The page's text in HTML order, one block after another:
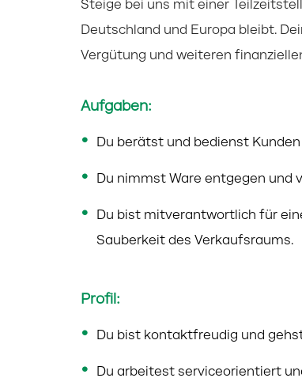
Steige bei uns mit einer
Deutschland und Europa bleibt.
Vergütung und weiteren
Aufgaben:
Du berätst und bedienst
Du nimmst Ware entgegen und
Du bist mitverantwortlich für
Sauberkeit des Verkaufsraums.
Profil:
Du bist kontaktfreudig und
Du arbeitest serviceorientiert